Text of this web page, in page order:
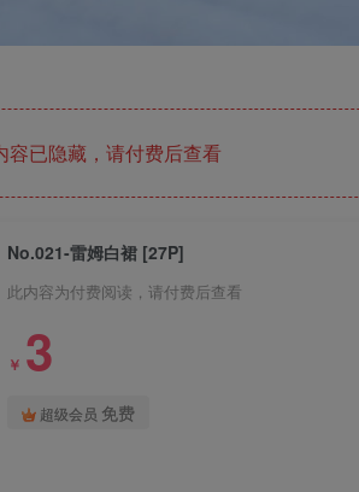
已隐藏，请付费后查看
No.021-雷姆白裙 [27P]
此内容为付费阅读，请付费后查看
￥ 3
超级会员 免费